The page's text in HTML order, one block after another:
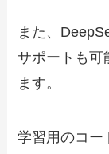
また、
サポートも可
ます。
学習用のコー